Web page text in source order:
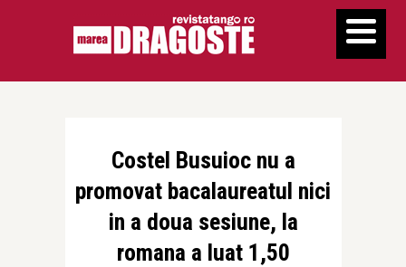
Costel Busuioc nu a
promovat bacalaureatul nici
in a doua sesiune, la
romana a luat 1,50